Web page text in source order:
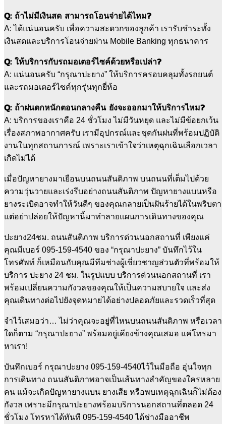
Q: ถ้าไม่มีเงินสด สามารถโอนจ่ายได้ไหม?
A: ได้แน่นอนครับ เพื่อความสะดวกของลูกค้า เรารับชำระทั้ง
เงินสดและบริการโอนจ่ายผ่าน Mobile Banking ทุกธนาคาร
Q: ให้บริการกับรถมอเตอร์ไซค์ด้วยหรือเปล่า?
A: แน่นอนครับ “กรุณาปะยาง” ให้บริการครอบคลุมทั้งรถยนต์
และรถมอเตอร์ไซค์ทุกรุ่นทุกยี่ห้อ
Q: ถ้าฝนตกหนักตอนกลางคืน ยังจะออกมาให้บริการไหม?
A: บริการของเราคือ 24 ชั่วโมง ไม่มีวันหยุด และไม่มีข้อยกเว้น
เรื่องสภาพอากาศครับ เรามีอุปกรณ์และชุดกันฝนที่พร้อมปฏิบัติ
งานในทุกสถานการณ์ เพราะเราเข้าใจว่าเหตุฉุกเฉินเลือกเวลา
เกิดไม่ได้
เมื่อปัญหายางมาเยือนบนถนนสันติภาพ บนถนนที่เต็มไปด้วย
ความวุ่นวายและเร่งรีบอย่างถนนสันติภาพ ปัญหายางแบนหรือ
ยางระเบิดอาจทำให้วันดีๆ ของคุณกลายเป็นฝันร้ายได้ในพริบตา
แต่อย่าปล่อยให้ปัญหานี้มาทำลายแผนการเดินทางของคุณ
ปะยาง24ชม. ถนนสันติภาพ บริการด่วนนอกสถานที่ เพียงแค่
คุณมีเบอร์ 095-159-4540 ของ “กรุณาปะยาง” บันทึกไว้ใน
โทรศัพท์ ก็เหมือนกับคุณมีทีมช่างผู้เชี่ยวชาญส่วนตัวที่พร้อมให้
บริการ ปะยาง 24 ชม. ในรูปแบบ บริการด่วนนอกสถานที่ เรา
พร้อมเปลี่ยนความกังวลของคุณให้เป็นความสบายใจ และส่ง
คุณเดินทางต่อไปยังจุดหมายได้อย่างปลอดภัยและรวดเร็วที่สุด
จำไว้เสมอว่า… ไม่ว่าคุณจะอยู่ที่ไหนบนถนนสันติภาพ หรือเวลา
ใดก็ตาม “กรุณาปะยาง” พร้อมอยู่เคียงข้างคุณเสมอ แค่โทรมา
หาเรา!
บันทึกเบอร์ กรุณาปะยาง 095-159-4540ไว้ในมือถือ อุ่นใจทุก
การเดินทาง ถนนสันติภาพอาจเป็นเส้นทางสำคัญของใครหลาย
คน แม้จะเกิดปัญหายางแบน ยางเสีย หรือพบเหตุฉุกเฉินก็ไม่ต้อง
กังวล เพราะมีกรุณาปะยางพร้อมบริการนอกสถานที่ตลอด 24
ชั่วโมง โทรหาได้ทันที 095-159-4540 ได้ช่างมืออาชีพ